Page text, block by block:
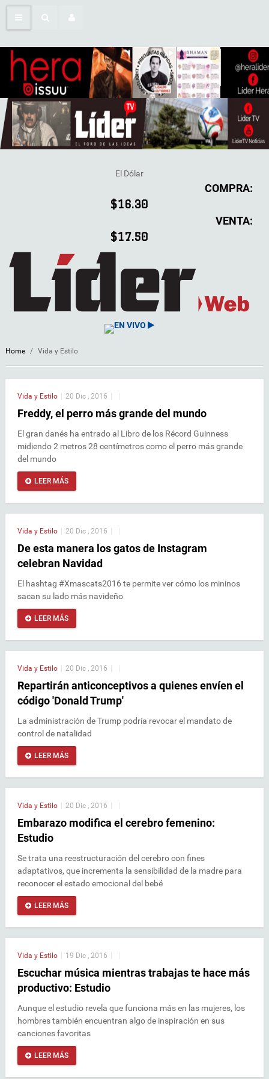
El Dólar
COMPRA:
$16.30
VENTA:
$17.50
EN VIVO
Home / Vida y Estilo
Vida y Estilo 20 Dic , 2016
Freddy, el perro más grande del mundo
El gran danés ha entrado al Libro de los Récord Guinness
midiendo 2 metros 28 centímetros como el perro más grande
del mundo
LEER MÁS
Vida y Estilo 20 Dic , 2016
De esta manera los gatos de Instagram
celebran Navidad
El hashtag #Xmascats2016 te permite ver cómo los mininos
sacan su lado más navideño
LEER MÁS
Vida y Estilo 20 Dic , 2016
Repartirán anticonceptivos a quienes envíen el
código 'Donald Trump'
La administración de Trump podría revocar el mandato de
control de natalidad
LEER MÁS
Vida y Estilo 20 Dic , 2016
Embarazo modifica el cerebro femenino:
Estudio
Se trata una reestructuración del cerebro con fines
adaptativos, que incrementa la sensibilidad de la madre para
reconocer el estado emocional del bebé
LEER MÁS
Vida y Estilo 19 Dic , 2016
Escuchar música mientras trabajas te hace más
productivo: Estudio
Aunque el estudio revela que funciona más en las mujeres, los
hombres también encuentran algo de inspiración en sus
canciones favoritas
LEER MÁS